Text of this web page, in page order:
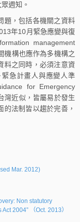
週知。
，包括各機關之資料
年10月緊急應變與復
management
機構也應作為多機構之
料之同時，必須注意資
急計畫人與應變人準
for Emergency
灣近似，皆屬易於發生
法制皆以趨於完善，
Mar. 2012)
Non statutory
2004” （Oct. 2013）